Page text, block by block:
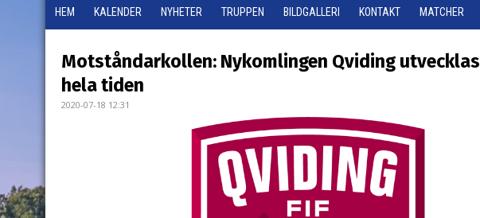
HEM KALENDER NYHETER TRUPPEN BILDGALLERI KONTAKT MATCHER
Motståndarkollen: Nykomlingen Qviding utvecklas
hela tiden
2020-07-18 12:31